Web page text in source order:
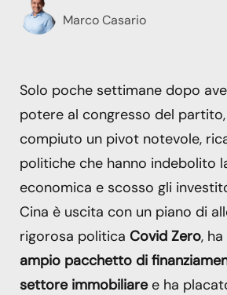
Marco Casario
Solo poche settimane dopo
potere al congresso del partito,
compiuto un pivot notevole,
politiche che hanno indebolito
economica e scosso gli
Cina è uscita con un piano di
rigorosa politica Covid Zero,
ampio pacchetto di
settore immobiliaree ha